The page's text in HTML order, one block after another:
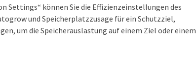
Settings“ können Sie die Effizienzeinstellungen des
und Speicherplatzzusage für ein Schutzziel,
um die Speicherauslastung auf einem Ziel oder einem